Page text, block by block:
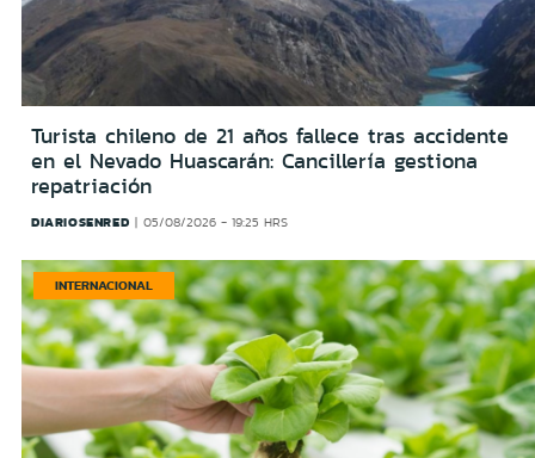
Turista chileno de 21 años fallece tras accidente
en el Nevado Huascarán: Cancillería gestiona
repatriación
DIARIOSENRED 05/08/2026 - 19:25 HRS
INTERNACIONAL